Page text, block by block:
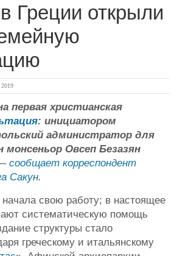
Греции открыли
первая христианская
: инициатором
администратор для
монсеньор Овсеп Безазян
сообщает корреспондент
Сакун.
свою работу; в настоящее
систематическую помощь
структуры стало
греческому и итальянскому